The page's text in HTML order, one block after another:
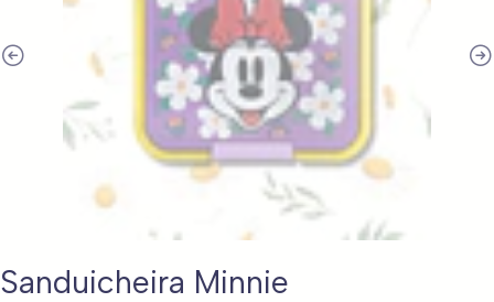
Sanduicheira Minnie